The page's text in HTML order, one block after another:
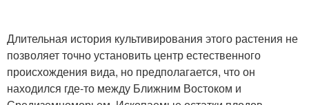
Длительная история культивирования этого растения не
позволяет точно установить центр естественного
происхождения вида, но предполагается, что он
находился где-то между Ближним Востоком и